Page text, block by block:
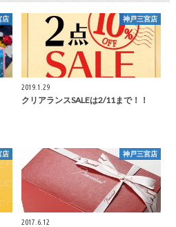
店 神戸三宮店
2019.1.29
クリアランスSALEは2/11まで！！
店 神戸三宮店
2017.6.12